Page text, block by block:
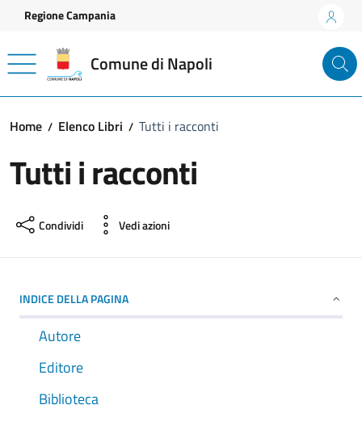
Vai ai contenuti
Vai al footer
Regione Campania
Comune di Napoli
Home Elenco Libri Tutti i racconti
Tutti i racconti
Condividi Vedi azioni
INDICE DELLA PAGINA
Autore
Editore
Biblioteca